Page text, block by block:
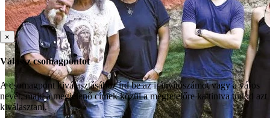
×
Válassz csomagpontot
A csomagpont kiválasztásához írd be az irányítószámot vagy a város
nevét, majd a megjelenő címek közül a megfelelőre kattintva tudod azt
kiválasztani.